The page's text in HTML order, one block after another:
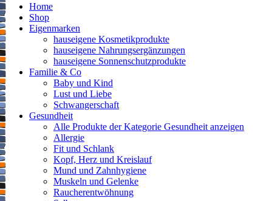
Home
Shop
Eigenmarken
hauseigene Kosmetikprodukte
hauseigene Nahrungsergänzungen
hauseigene Sonnenschutzprodukte
Familie & Co
Baby und Kind
Lust und Liebe
Schwangerschaft
Gesundheit
Alle Produkte der Kategorie Gesundheit anzeigen
Allergie
Fit und Schlank
Kopf, Herz und Kreislauf
Mund und Zahnhygiene
Muskeln und Gelenke
Raucherentwöhnung